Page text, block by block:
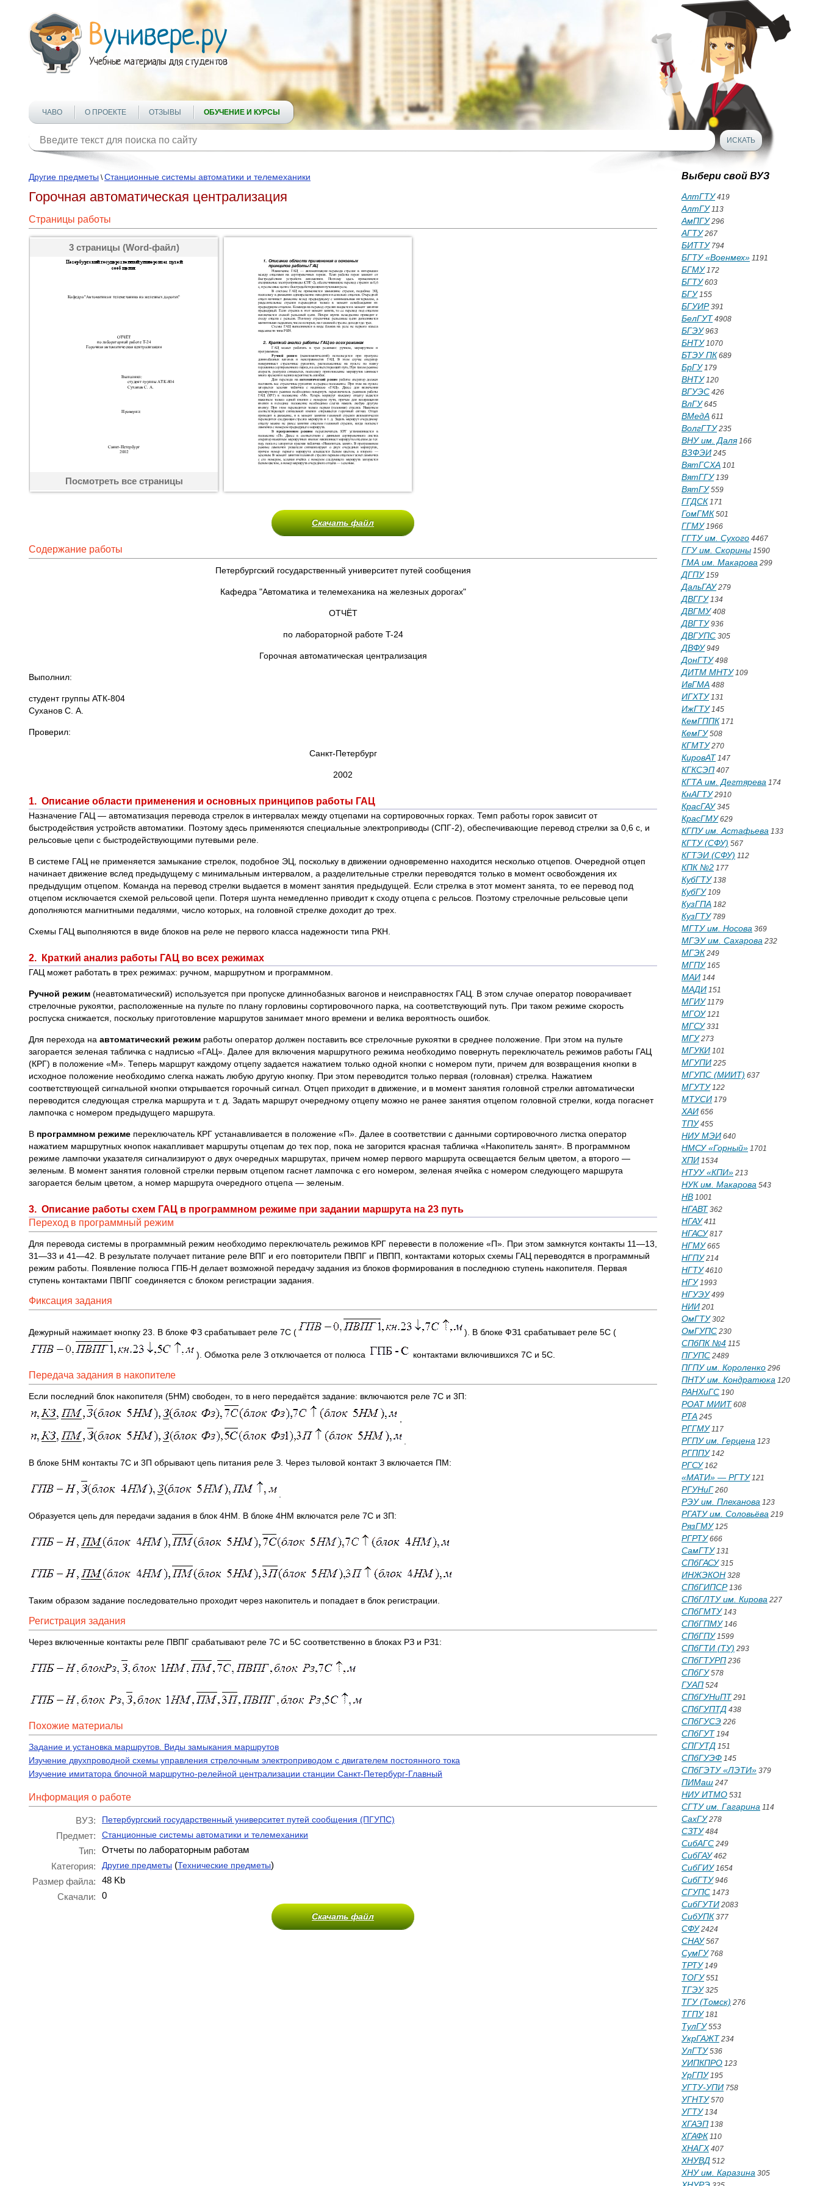
ЧАВО О ПРОЕКТЕ ОТЗЫВЫ ОБУЧЕНИЕ И КУРСЫ
Другие предметы \Станционные системы автоматики и телемеханики
Горочная автоматическая централизация
Страницы работы
3 страницы (Word-файл)
Посмотреть все страницы
Скачать файл
Содержание работы
Петербургский государственный университет путей сообщения
Кафедра "Автоматика и телемеханика на железных дорогах"
ОТЧЁТ
по лабораторной работе T-24
Горочная автоматическая централизация
Выполнил:
студент группы АТК-804
Суханов С. А.
Проверил:
Санкт-Петербург
2002
1. Описание области применения и основных принципов работы ГАЦ
Назначение ГАЦ — автоматизация перевода стрелок в интервалах между отцепами на сортировочных горках. Темп работы горок зависит от
быстродействия устройств автоматики. Поэтому здесь применяются специальные электроприводы (СПГ-2), обеспечивающие перевод стрелки за 0,6 с, и
рельсовые цепи с быстродействующими путевыми реле.
В системе ГАЦ не применяется замыкание стрелок, подобное ЭЦ, поскольку в движении одновременно находится несколько отцепов. Очередной отцеп
начинает движение вслед предыдущему с минимальным интервалом, а разделительные стрелки переводятся только в момент освобождения их
предыдущим отцепом. Команда на перевод стрелки выдается в момент занятия предыдущей. Если стрелка в этот момент занята, то ее перевод под
отцепом исключается схемой рельсовой цепи. Потеря шунта немедленно приводит к сходу отцепа с рельсов. Поэтому стрелочные рельсовые цепи
дополняются магнитными педалями, число которых, на головной стрелке доходит до трех.
Схемы ГАЦ выполняются в виде блоков на реле не первого класса надежности типа РКН.
2. Краткий анализ работы ГАЦ во всех режимах
ГАЦ может работать в трех режимах: ручном, маршрутном и программном.
Ручной режим (неавтоматический) используется при пропуске длиннобазных вагонов и неисправностях ГАЦ. В этом случае оператор поворачивает
стрелочные рукоятки, расположенные на пульте по плану горловины сортировочного парка, на соответствующий путь. При таком режиме скорость
роспуска снижается, поскольку приготовление маршрутов занимает много времени и велика вероятность ошибок.
Для перехода на автоматический режим работы оператор должен поставить все стрелочные рукоятки в среднее положение. При этом на пульте
загорается зеленая табличка с надписью «ГАЦ». Далее для включения маршрутного режима необходимо повернуть переключатель режимов работы ГАЦ
(КРГ) в положение «М». Теперь маршрут каждому отцепу задается нажатием только одной кнопки с номером пути, причем для возвращения кнопки в
исходное положение необходимо слегка нажать любую другую кнопку. При этом переводится только первая (головная) стрелка. Нажатием
соответствующей сигнальной кнопки открывается горочный сигнал. Отцеп приходит в движение, и в момент занятия головной стрелки автоматически
переводится следующая стрелка маршрута и т. д. Задать маршрут очередному отцепу можно не ранее занятия отцепом головной стрелки, когда погаснет
лампочка с номером предыдущего маршрута.
В программном режиме переключатель КРГ устанавливается в положение «П». Далее в соответствии с данными сортировочного листка оператор
нажатием маршрутных кнопок накапливает маршруты отцепам до тех пор, пока не загорится красная табличка «Накопитель занят». В программном
режиме лампочки указателя сигнализируют о двух очередных маршрутах, причем номер первого маршрута освещается белым цветом, а второго —
зеленым. В момент занятия головной стрелки первым отцепом гаснет лампочка с его номером, зеленая ячейка с номером следующего маршрута
загорается белым цветом, а номер маршрута очередного отцепа — зеленым.
3. Описание работы схем ГАЦ в программном режиме при задании маршрута на 23 путь
Переход в программный режим
Для перевода системы в программный режим необходимо переключатель режимов КРГ перевести в положение «П». При этом замкнутся контакты 11—13,
31—33 и 41—42. В результате получает питание реле ВПГ и его повторители ПВПГ и ПВПП, контактами которых схемы ГАЦ переводятся в программный
режим работы. Появление полюса ГПБ-Н делает возможной передачу задания из блоков формирования в последнюю ступень накопителя. Первая
ступень контактами ПВПГ соединяется с блоком регистрации задания.
Фиксация задания
Дежурный нажимает кнопку 23. В блоке ФЗ срабатывает реле 7С ( ). В блоке ФЗ1 срабатывает реле 5С (
). Обмотка реле З отключается от полюса контактами включившихся 7С и 5С.
Передача задания в накопителе
Если последний блок накопителя (5НМ) свободен, то в него передаётся задание: включаются реле 7С и 3П:
В блоке 5НМ контакты 7С и 3П обрывают цепь питания реле З. Через тыловой контакт З включается ПМ:
Образуется цепь для передачи задания в блок 4НМ. В блоке 4НМ включатся реле 7С и 3П:
Таким образом задание последовательно проходит через накопитель и попадает в блок регистрации.
Регистрация задания
Через включенные контакты реле ПВПГ срабатывают реле 7С и 5С соответственно в блоках РЗ и РЗ1:
Похожие материалы
Задание и установка маршрутов. Виды замыкания маршрутов
Изучение двухпроводной схемы управления стрелочным электроприводом с двигателем постоянного тока
Изучение имитатора блочной маршрутно-релейной централизации станции Санкт-Петербург-Главный
Информация о работе
ВУЗ: Петербургский государственный университет путей сообщения (ПГУПС)
Предмет: Станционные системы автоматики и телемеханики
Тип:
Отчеты по лабораторным работам
Категория:
Другие предметы (Технические предметы)
Размер файла:
48 Kb
Скачали:
0
Скачать файл
Выбери свой ВУЗ
АлтГТУ419
АлтГУ113
АмПГУ296
АГТУ267
БИТТУ794
БГТУ «Военмех» 1191
БГМУ172
БГТУ603
БГУ155
БГУИР391
БелГУТ 4908
БГЭУ963
БНТУ1070
БТЭУ ПК 689
БрГУ179
ВНТУ120
ВГУЭС 426
ВлГУ645
ВМедА 611
ВолгГТУ235
ВНУ им. Даля166
ВЗФЭИ 245
ВятГСХА 101
ВятГГУ139
ВятГУ559
ГГДСК 171
ГомГМК 501
ГГМУ1966
ГГТУ им. Сухого 4467
ГГУ им. Скорины 1590
ГМА им. Макарова 299
ДГПУ159
ДальГАУ279
ДВГГУ134
ДВГМУ408
ДВГТУ936
ДВГУПС 305
ДВФУ949
ДонГТУ498
ДИТМ МНТУ109
ИвГМА 488
ИГХТУ131
ИжГТУ145
КемГППК 171
КемГУ508
КГМТУ270
КировАТ 147
КГКСЭП 407
КГТА им. Дегтярева 174
КнАГТУ2910
КрасГАУ345
КрасГМУ629
КГПУ им. Астафьева 133
КГТУ (СФУ) 567
КГТЭИ (СФУ) 112
КПК №2 177
КубГТУ138
КубГУ109
КузГПА 182
КузГТУ789
МГТУ им. Носова 369
МГЭУ им. Сахарова 232
МГЭК 249
МГПУ165
МАИ 144
МАДИ 151
МГИУ1179
МГОУ121
МГСУ331
МГУ273
МГУКИ 101
МГУПИ 225
МГУПС (МИИТ) 637
МГУТУ122
МТУСИ 179
ХАИ 656
ТПУ455
НИУ МЭИ 640
НМСУ «Горный» 1701
ХПИ 1534
НТУУ «КПИ» 213
НУК им. Макарова 543
НВ 1001
НГАВТ 362
НГАУ411
НГАСУ817
НГМУ665
НГПУ214
НГТУ4610
НГУ1993
НГУЭУ499
НИИ 201
ОмГТУ302
ОмГУПС 230
СПбПК №4 115
ПГУПС 2489
ПГПУ им. Короленко 296
ПНТУ им. Кондратюка 120
РАНХиГС 190
РОАТ МИИТ 608
РТА 245
РГГМУ117
РГПУ им. Герцена 123
РГППУ142
РГСУ162
«МАТИ» — РГТУ121
РГУНиГ 260
РЭУ им. Плеханова 123
РГАТУ им. Соловьёва 219
РязГМУ125
РГРТУ666
СамГТУ131
СПбГАСУ315
ИНЖЭКОН 328
СПбГИПСР136
СПбГЛТУ им. Кирова 227
СПбГМТУ143
СПбГПМУ146
СПбГПУ1599
СПбГТИ (ТУ) 293
СПбГТУРП 236
СПбГУ578
ГУАП 524
СПбГУНиПТ 291
СПбГУПТД 438
СПбГУСЭ 226
СПбГУТ 194
СПГУТД 151
СПбГУЭФ 145
СПбГЭТУ «ЛЭТИ» 379
ПИМаш 247
НИУ ИТМО 531
СГТУ им. Гагарина 114
СахГУ278
СЗТУ484
СибАГС 249
СибГАУ462
СибГИУ1654
СибГТУ946
СГУПС 1473
СибГУТИ 2083
СибУПК 377
СФУ2424
СНАУ567
СумГУ768
ТРТУ149
ТОГУ551
ТГЭУ325
ТГУ (Томск) 276
ТГПУ181
ТулГУ553
УкрГАЖТ 234
УлГТУ536
УИПКПРО 123
УрГПУ195
УГТУ-УПИ 758
УГНТУ570
УГТУ134
ХГАЭП 138
ХГАФК 110
ХНАГХ 407
ХНУВД 512
ХНУ им. Каразина 305